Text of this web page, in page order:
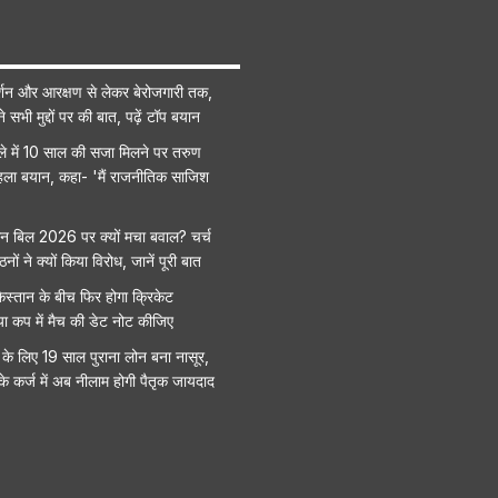
और आरक्षण से लेकर बेरोजगारी तक,
सभी मुद्दों पर की बात, पढ़ें टॉप बयान
में 10 साल की सजा मिलने पर तरुण
बयान, कहा- 'मैं राजनीतिक साजिश
बिल 2026 पर क्यों मचा बवाल? चर्च
ने क्यों किया विरोध, जानें पूरी बात
के बीच फिर होगा क्रिकेट
कप में मैच की डेट नोट कीजिए
लिए 19 साल पुराना लोन बना नासूर,
कर्ज में अब नीलाम होगी पैतृक जायदाद